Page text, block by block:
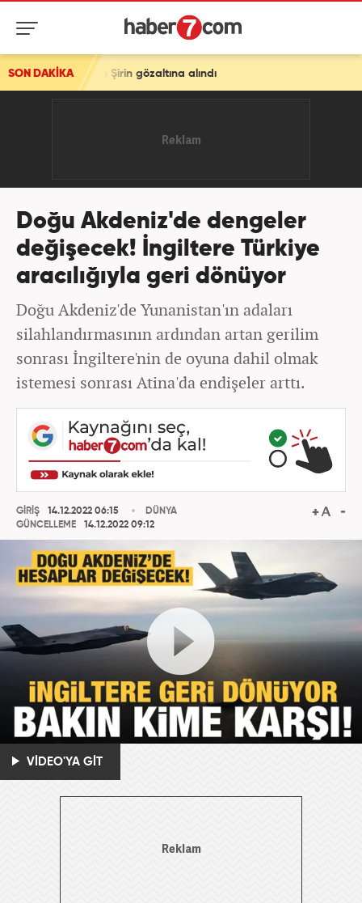
SON DAKİKA
Şirin gözaltına alındı
Doğu Akdeniz'de dengeler
değişecek! İngiltere Türkiye
aracılığıyla geri dönüyor
Doğu Akdeniz'de Yunanistan'ın adaları
silahlandırmasının ardından artan gerilim
sonrası İngiltere'nin de oyuna dahil olmak
istemesi sonrası Atina'da endişeler arttı.
GİRİŞ
14.12.2022 06:15
GÜNCELLEME
14.12.2022 09:12
DÜNYA
VİDEO'YA GİT